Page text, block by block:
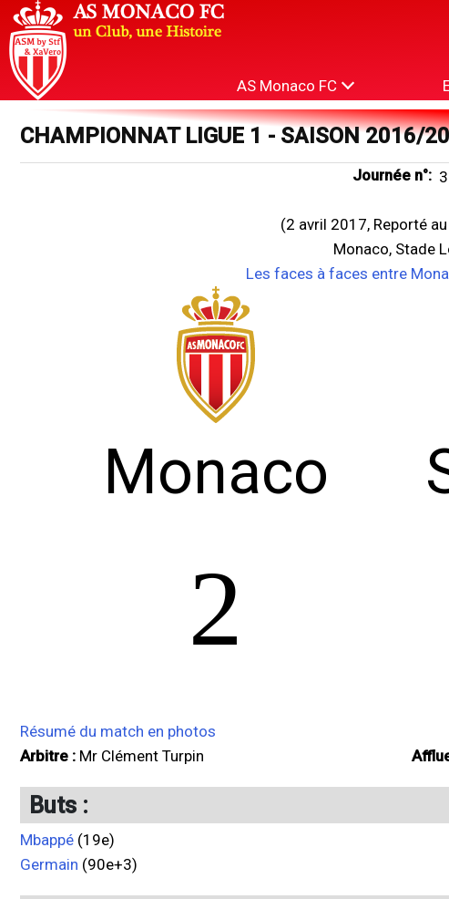
AS Monaco FC
CHAMPIONNAT LIGUE 1 - SAISON 2016/
Journée n°:
(2 avril 2017, Reporté
Monaco, Stade
Les faces à faces entre
Monaco
2
Résumé du match en photos
Arbitre : Mr Clément Turpin
Buts :
Mbappé (19e)
Germain (90e+3)